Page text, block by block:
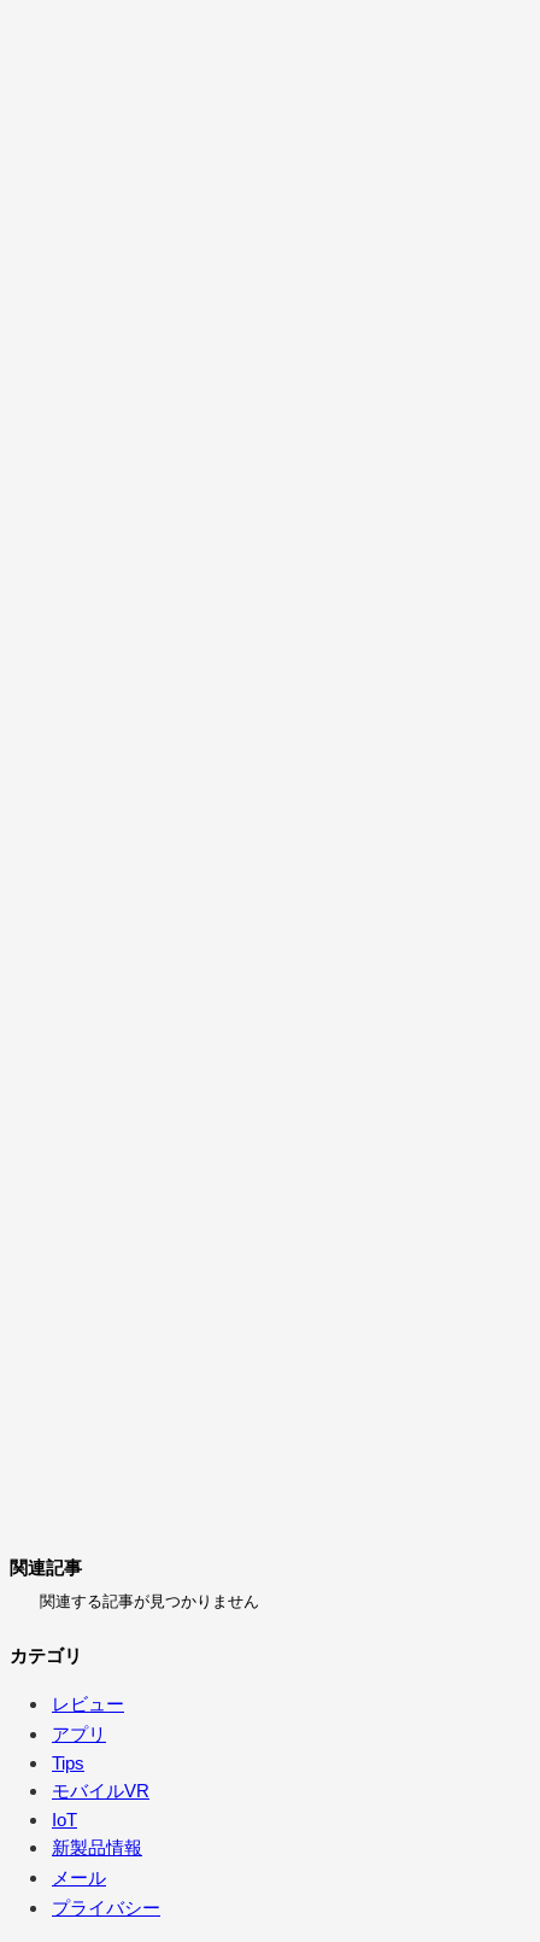
関連記事
関連する記事が見つかりません
カテゴリ
レビュー
アプリ
Tips
モバイルVR
IoT
新製品情報
メール
プライバシー